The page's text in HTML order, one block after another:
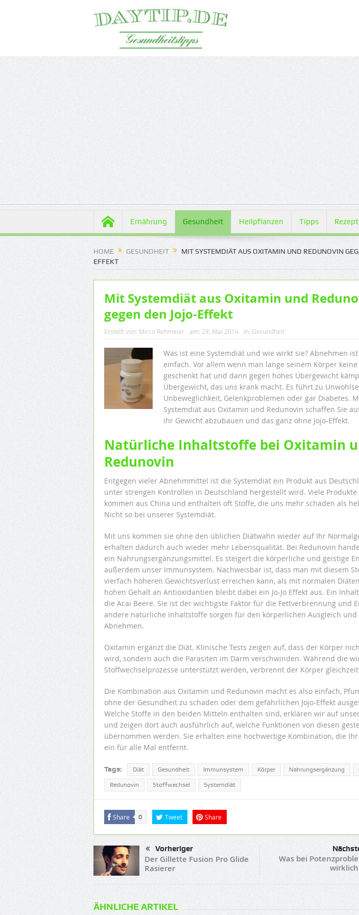
Ernährung Gesundheit Heilpflanzen Tipps
HOME GESUNDHEIT
MIT SYSTEMDIÄT AUS OXITAMIN UND REDUNOVIN
EFFEKT
Mit Systemdiät aus Oxitamin und
gegen den Jojo-Effekt
Erstellt von: Mirco Rehmeier am: 28. Mai 2014 In: Gesundheit
Was ist eine Systemdiät und wie wirkt sie? Abnehmen
einfach. Vor allem wenn man lange seinem Körper
geschenkt hat und dann gegen hohes Übergewicht
Übergewicht, das uns krank macht. Es führt zu
Unbeweglichkeit, Gelenkproblemen oder gar Diabetes.
Systemdiät aus Oxitamin und Redunovin schaffen Sie
ihr Gewicht abzubauen und das ganz ohne Jojo-Effekt.
Natürliche Inhaltstoffe bei Oxitamin
Redunovin
Entgegen vieler Abnehmmittel ist die Systemdiät ein Produkt aus
unter strengen Kontrollen in Deutschland hergestellt wird. Viele
kommen aus China und enthalten oft Stoffe, die uns mehr schaden als
Nicht so bei unserer Systemdiät.
Mit uns kommen sie ohne den üblichen Diätwahn wieder auf Ihr
erhalten dadurch auch wieder mehr Lebensqualität. Bei Redunovin
ein Nahrungsergänzungsmittel. Es steigert die körperliche und geistige
außerdem unser Immunsystem. Nachweisbar ist, dass man mit diesem
vierfach höheren Gewichtsverlust erreichen kann, als mit normalen
hohen Gehalt an Antioxidantien bleibt dabei ein Jo-Jo Effekt aus. Ein
die Acai Beere. Sie ist der wichtigste Faktor für die Fettverbrennung und
andere natürliche Inhaltstoffe sorgen für den körperlichen Ausgleich
Abnehmen.
Oxitamin ergänzt die Diät. Klinische Tests zeigen auf, dass der Körper
wird, sondern auch die Parasiten im Darm verschwinden. Während die
Stoffwechselprozesse unterstützt werden, verbrennt der Körper
Die Kombination aus Oxitamin und Redunovin macht es also einfach,
ohne der Gesundheit zu schaden oder dem gefährlichen Jojo-Effekt
Welche Stoffe in den beiden Mitteln enthalten sind, erklären wir auf
und zeigen dort auch ausführlich auf, welche Funktionen von diesen
übernommen werden. Sie erhalten eine hochwertige Kombination, die
ein für alle Mal entfernt.
Tags: Diät Gesundheit Immunsystem Körper Nahrungsergänzung
Redunovin Stoffwechsel Systemdiät
Share 0 Tweet Share
Vorheriger
Der Gillette Fusion Pro Glide
Rasierer
Was bei
ÄHNLICHE ARTIKEL